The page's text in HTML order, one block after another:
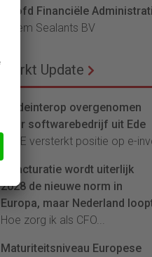
Hoofd Financiële
Bloem Sealants BV
Markt Update
Tradeinterop overgenomen
door softwarebedrijf uit Ede
4CEE versterkt positie op e-
E-facturatie wordt uiterlijk
2028 de nieuwe norm in
Europa, maar Nederland
Hoe zorg ik als CFO...
Maturiteitsniveau Europese